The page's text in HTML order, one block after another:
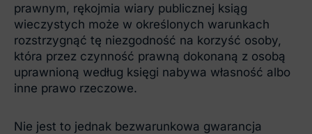
prawnym, rękojmia wiary publicznej ksiąg
wieczystych może w określonych warunkach
rozstrzygnąć tę niezgodność na korzyść osoby,
która przez czynność prawną dokonaną z osobą
uprawnioną według księgi nabywa własność albo
inne prawo rzeczowe.
Nie jest to jednak bezwarunkowa gwarancja